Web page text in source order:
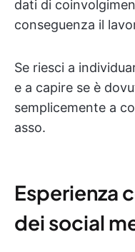
dati di
conseguenza il
Se riesci a
e a capire se è
semplicemente a
asso.
Esperienza
dei social